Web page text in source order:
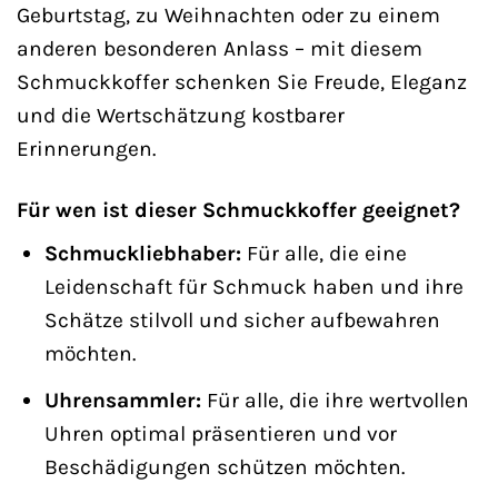
Geburtstag, zu Weihnachten oder zu einem
anderen besonderen Anlass – mit diesem
Schmuckkoffer schenken Sie Freude, Eleganz
und die Wertschätzung kostbarer
Erinnerungen.
Für wen ist dieser Schmuckkoffer geeignet?
Schmuckliebhaber:Für alle, die eine
Leidenschaft für Schmuck haben und ihre
Schätze stilvoll und sicher aufbewahren
möchten.
Uhrensammler:Für alle, die ihre wertvollen
Uhren optimal präsentieren und vor
Beschädigungen schützen möchten.